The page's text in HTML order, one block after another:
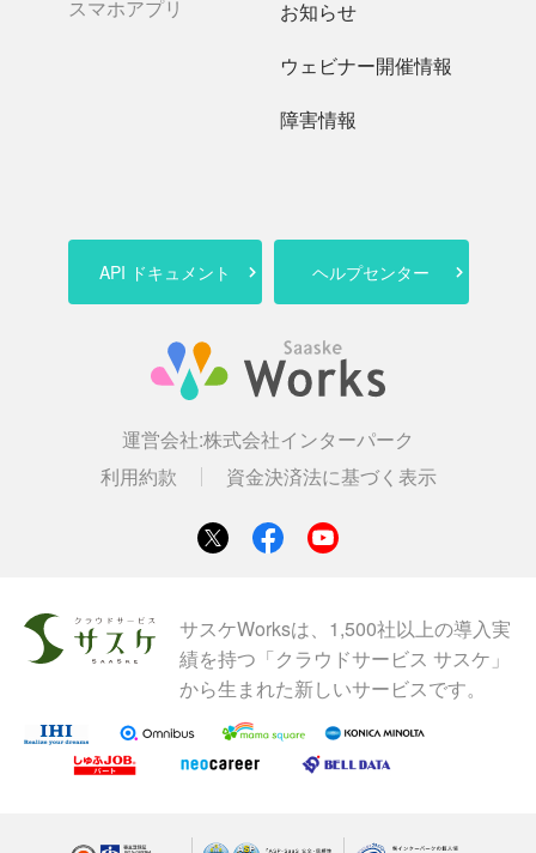
スマホアプリ
お知らせ
ウェビナー開催情報
障害情報
API ドキュメント ヘルプセンター
運営会社:株式会社インターパーク
利用約款
資金決済法に基づく表示
サスケWorksは、1,500社以上の導入実
績を持つ「クラウドサービス サスケ」
から生まれた新しいサービスです。